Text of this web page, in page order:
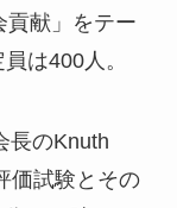
貢献」をテー
は400人。
長のKnuth
価試験とその